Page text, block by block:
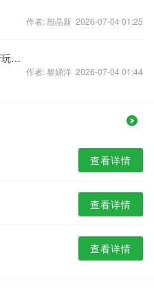
作者: 殷晶新 2026-07-04 01:25
另类卡牌游戏《天天撞神将》创新玩法新体验
作者: 黎娣洋 2026-07-04 01:44
查看详情
查看详情
查看详情